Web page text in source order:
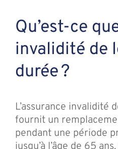
Qu’est-ce
invalidité de
durée ?
L’assurance invalidité
fournit un
pendant une période